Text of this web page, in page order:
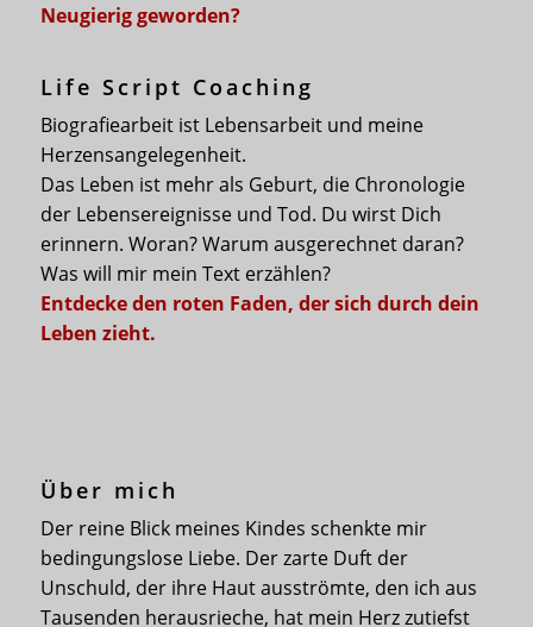
Neugierig geworden?
Life Script Coaching
Biografiearbeit ist Lebensarbeit und meine
Herzensangelegenheit.
Das Leben ist mehr als Geburt, die Chronologie
der Lebensereignisse und Tod. Du wirst Dich
erinnern. Woran? Warum ausgerechnet daran?
Was will mir mein Text erzählen?
Entdecke den roten Faden, der sich durch dein
Leben zieht.
Über mich
Der reine Blick meines Kindes schenkte mir
bedingungslose Liebe. Der zarte Duft der
Unschuld, der ihre Haut ausströmte, den ich aus
Tausenden herausrieche, hat mein Herz zutiefst